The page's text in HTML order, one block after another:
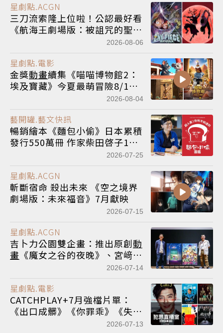
星劇點.ACGN
三刀流索隆上位啦！公認最好看
《航海王劇場版：被詛咒的聖
劍》21年後再現，精美特典海
2026-08-06
星劇點.電影
金獎動畫續集《喵喵博物館2：
埃及寶藏》今夏最萌冒險8/14
2026-08-04
藝開罐.藝文快訊
暢銷繪本《麵包小偷》日本累積
發行550萬冊 作家柴田啓子10
2026-07-25
星劇點.ACGN
斬斷宿命 殺出未來 《空之境界
劇場版：未來福音》7月獻映
2026-07-15
星劇點.ACGN
吉卜力公園雙企畫：推出原創動
畫 《魔女之谷的夜晚》、宮﨑駿
歷時3年打造「全景盒展」魅力
2026-07-14
星劇點.電影
CATCHPLAY+7月強檔片單：
《出口成髒》《你罪乖》《失
明》《犯罪直播室》《VPOP
2026-07-13